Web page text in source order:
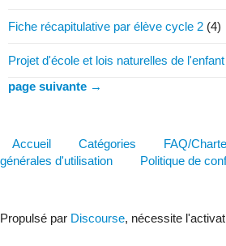
Fiche récapitulative par élève cycle 2 (4)
Projet d'école et lois naturelles de l'enfant
page suivante →
Accueil Catégories FAQ/Charte
générales d'utilisation
Politique de
Propulsé par Discourse, nécessite